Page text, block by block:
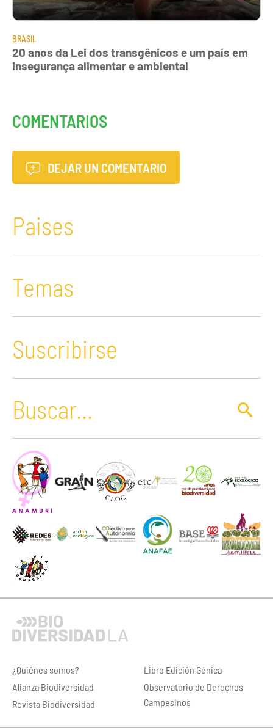
BRASIL
20 anos da Lei dos transgênicos e um país em
insegurança alimentar e ambiental
COMENTARIOS
DEJAR UN COMENTARIO
Paises
Temas
Suscribirse
¿Quiénes somos?
Alianza Biodiversidad
Revista Biodiversidad
Libro Edición Génica
Observatorio de Derechos
Campesinos